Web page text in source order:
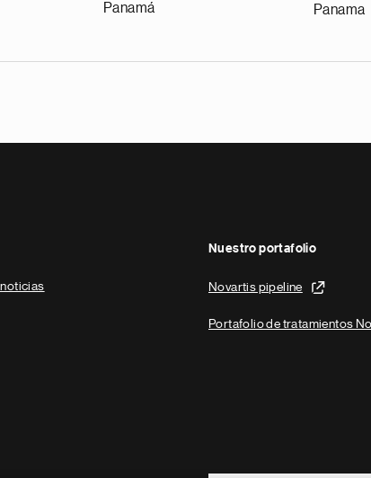
Panamá Panama
Nuestro portafolio
Novartis pipeline
Portafolio de tratamientos